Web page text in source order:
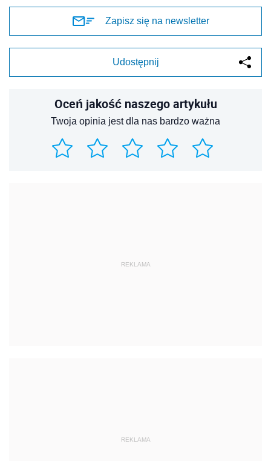
Zapisz się na newsletter
Udostępnij
Oceń jakość naszego artykułu
Twoja opinia jest dla nas bardzo ważna
REKLAMA
REKLAMA